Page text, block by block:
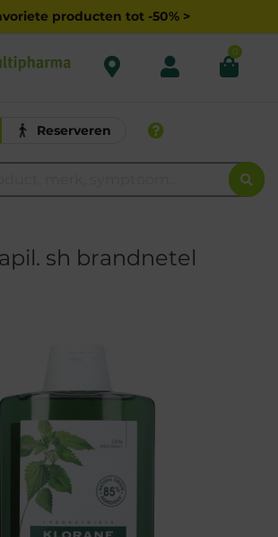
producten tot -50% >
0
Reserveren
sh brandnetel